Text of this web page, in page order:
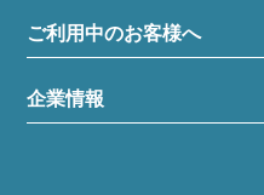
ご利用中のお客様へ
企業情報